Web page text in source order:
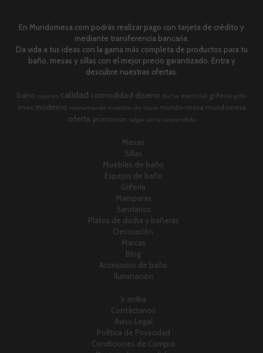
En Mundomesa.com podrás realizar pago con tarjeta de crédito y
mediante transferencia bancaria.
Da vida a tus ideas con la gama más completa de productos para tu
baño, mesas y sillas con el mejor precio garantizado. Entra y
descubre nuestras ofertas.
bano cajones calidad comodidad diseno ducha esencial griferia grifo
imex moderno monomando mueble-de-bano mundo-mesa mundomesa
oferta promocion salgar sonia suspendido
Mesas
Sillas
Muebles de baño
Espejos de baño
Grifería
Mamparas
Sanitarios
Platos de ducha y bañeras
Decoración
Marcas
Blog
Accesorios de baño
Iluminación
Ir arriba
Contáctanos
Aviso Legal
Política de Privacidad
Condiciones de Compra